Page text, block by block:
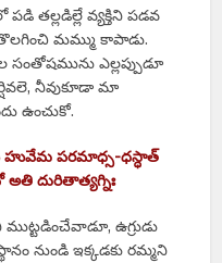
తల్లడిల్లే వ్యక్తిని పడవ
మమ్ము కాపాడు.
ఎల్లప్పుడూ
నీవుకూడా మా
ఉంచుకో.
హువేమ పరమాధ్స-ధస్ధాత్
అతి దురితాత్యగ్నిః
ఉగ్రుడు
నుండి ఇక్కడకు రమ్మని